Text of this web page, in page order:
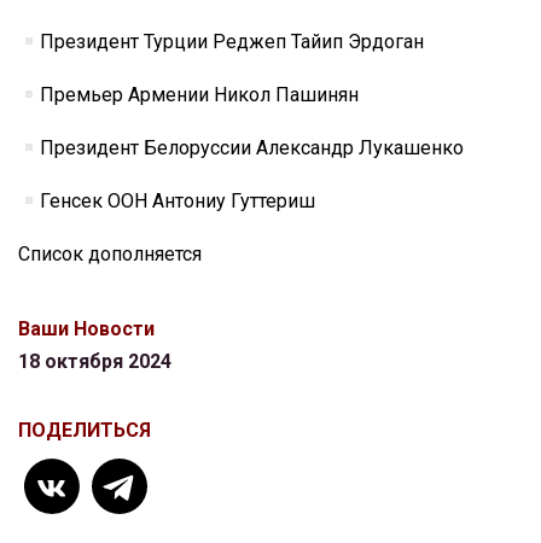
Президент Турции Реджеп Тайип Эрдоган
Премьер Армении Никол Пашинян
Президент Белоруссии Александр Лукашенко
Генсек ООН Антониу Гуттериш
Список дополняется
Ваши Новости
18 октября 2024
ПОДЕЛИТЬСЯ